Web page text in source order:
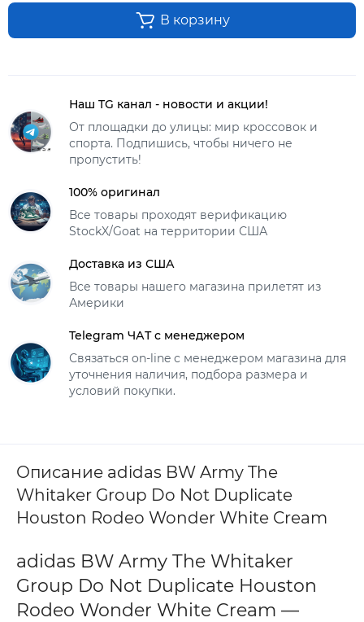
В корзину
Наш TG канал - новости и акции!
От площадки до улицы: мир кроссовок и
спорта. Подпишись, чтобы ничего не
пропустить!
100% оригинал
Все товары проходят верификацию
StockX/Goat на территории США
Доставка из США
Все товары нашего магазина прилетят из
Америки
Telegram ЧАТ с менеджером
Связаться on-line с менеджером магазина для
уточнения наличия, подбора размера и
условий покупки.
Описание adidas BW Army The
Whitaker Group Do Not Duplicate
Houston Rodeo Wonder White Cream
adidas BW Army The Whitaker
Group Do Not Duplicate Houston
Rodeo Wonder White Cream —